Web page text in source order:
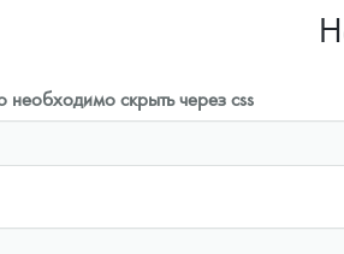
необходимо скрыть через css